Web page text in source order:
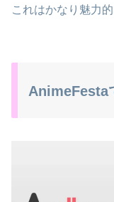
これはかなり魅力
AnimeFesta